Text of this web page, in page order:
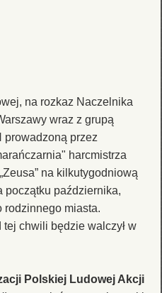
na rozkaz Naczelnika
wraz z grupą
prowadzoną przez
harcmistrza
na kilkutygodniową
początku października,
rodzinnego miasta.
tej chwili będzie walczył w
Polskiej Ludowej Akcji